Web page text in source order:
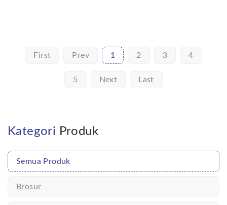
First Prev 1 2 3 4
5 Next Last
Kategori Produk
Semua Produk
Brosur